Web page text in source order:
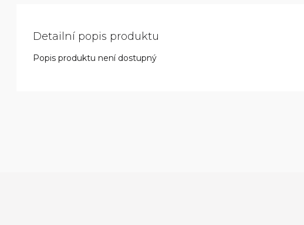
Detailní popis produktu
Popis produktu není dostupný